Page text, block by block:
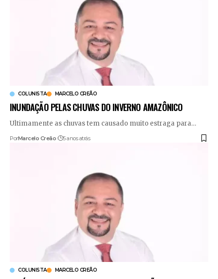
COLUNISTA MARCELO CREÃO
INUNDAÇÃO PELAS CHUVAS DO INVERNO AMAZÔNICO
Ultimamente as chuvas tem causado muito estraga para…
PorMarcelo Creão 5 anos atrás
COLUNISTA MARCELO CREÃO